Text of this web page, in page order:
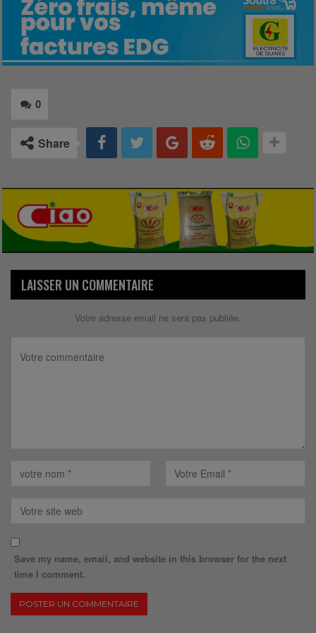
0
Share
LAISSER UN COMMENTAIRE
Votre adresse email ne sera pas publiée.
Save my name, email, and website in this browser for the next
time I comment.